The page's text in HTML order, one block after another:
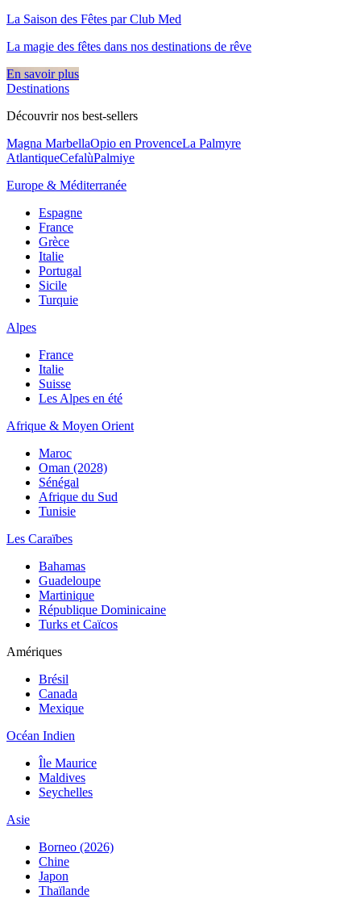
La Saison des Fêtes par Club Med
La magie des fêtes dans nos destinations de rêve​
En savoir plus
Destinations
Découvrir nos best-sellers
Magna MarbellaOpio en ProvenceLa Palmyre
AtlantiqueCefalùPalmiye
Europe & Méditerranée
Espagne
France
Grèce
Italie
Portugal
Sicile
Turquie
Alpes
France
Italie
Suisse
Les Alpes en été
Afrique & Moyen Orient
Maroc
Oman (2028)
Sénégal
Afrique du Sud
Tunisie
Les Caraïbes
Bahamas
Guadeloupe
Martinique
République Dominicaine
Turks et Caïcos
Amériques
Brésil
Canada
Mexique
Océan Indien
Île Maurice
Maldives
Seychelles
Asie
Borneo (2026)
Chine
Japon
Thaïlande